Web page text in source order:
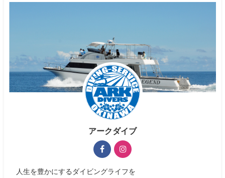
アークダイブ
人生を豊かにするダイビングライフを